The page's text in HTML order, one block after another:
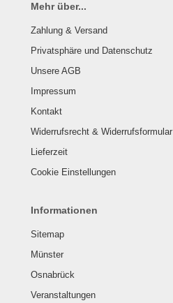
Mehr über...
Zahlung & Versand
Privatsphäre und Datenschutz
Unsere AGB
Impressum
Kontakt
Widerrufsrecht & Widerrufsformular
Lieferzeit
Cookie Einstellungen
Informationen
Sitemap
Münster
Osnabrück
Veranstaltungen